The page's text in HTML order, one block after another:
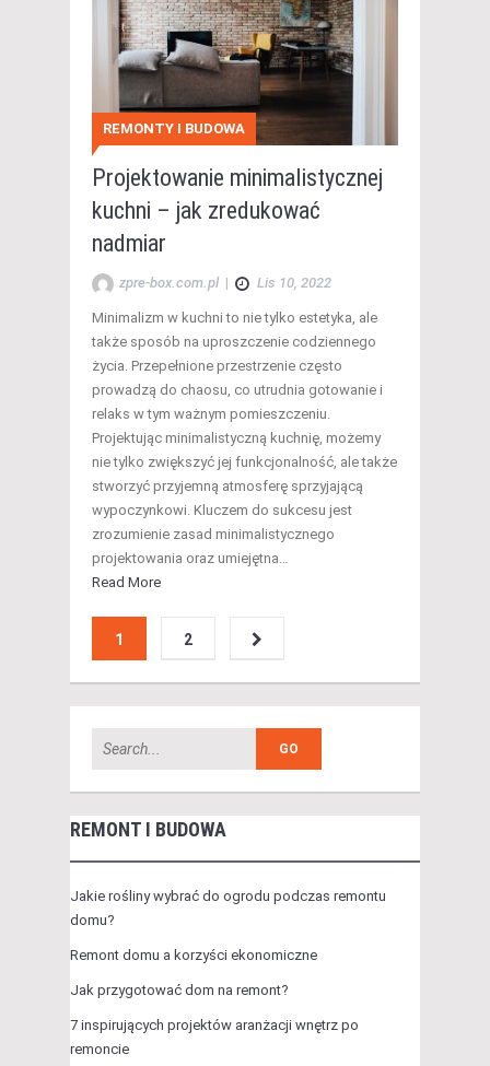
REMONTY I BUDOWA
Projektowanie minimalistycznej
kuchni – jak zredukować
nadmiar
zpre-box.com.pl | Lis 10, 2022
Minimalizm w kuchni to nie tylko estetyka, ale
także sposób na uproszczenie codziennego
życia. Przepełnione przestrzenie często
prowadzą do chaosu, co utrudnia gotowanie i
relaks w tym ważnym pomieszczeniu.
Projektując minimalistyczną kuchnię, możemy
nie tylko zwiększyć jej funkcjonalność, ale także
stworzyć przyjemną atmosferę sprzyjającą
wypoczynkowi. Kluczem do sukcesu jest
zrozumienie zasad minimalistycznego
projektowania oraz umiejętna…
Read More
1 2
REMONT I BUDOWA
Jakie rośliny wybrać do ogrodu podczas remontu
domu?
Remont domu a korzyści ekonomiczne
Jak przygotować dom na remont?
7 inspirujących projektów aranżacji wnętrz po
remoncie